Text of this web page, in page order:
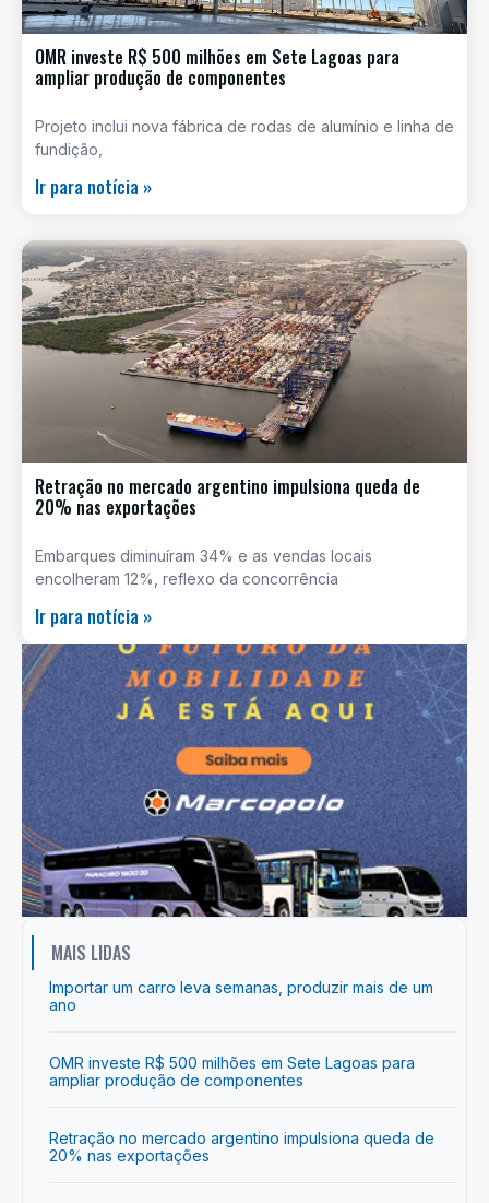
OMR investe R$ 500 milhões em Sete Lagoas para
ampliar produção de componentes
Projeto inclui nova fábrica de rodas de alumínio e linha de
fundição,
Ir para notícia »
Retração no mercado argentino impulsiona queda de
20% nas exportações
Embarques diminuíram 34% e as vendas locais
encolheram 12%, reflexo da concorrência
Ir para notícia »
MAIS LIDAS
Importar um carro leva semanas, produzir mais de um
ano
OMR investe R$ 500 milhões em Sete Lagoas para
ampliar produção de componentes
Retração no mercado argentino impulsiona queda de
20% nas exportações